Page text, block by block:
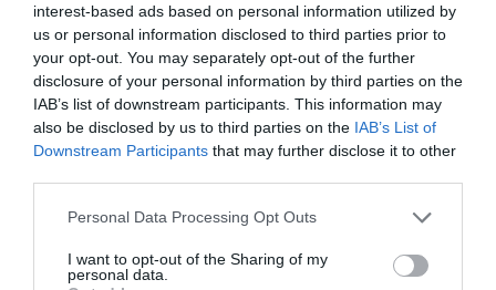
interest-based ads based on personal information utilized by
us or personal information disclosed to third parties prior to
your opt-out. You may separately opt-out of the further
disclosure of your personal information by third parties on the
IAB’s list of downstream participants. This information may
also be disclosed by us to third parties on the IAB’s List of
Downstream Participants that may further disclose it to other
Please note that this website/app uses one or more Google
not limited to your visit or usage behaviour. You may click to
grant or deny consent to Google and its third-party tags to
Personal Data Processing Opt Outs
I want to opt-out of the Sharing of my
personal data.
Χθες έγινε και η άρση απορρήτου των